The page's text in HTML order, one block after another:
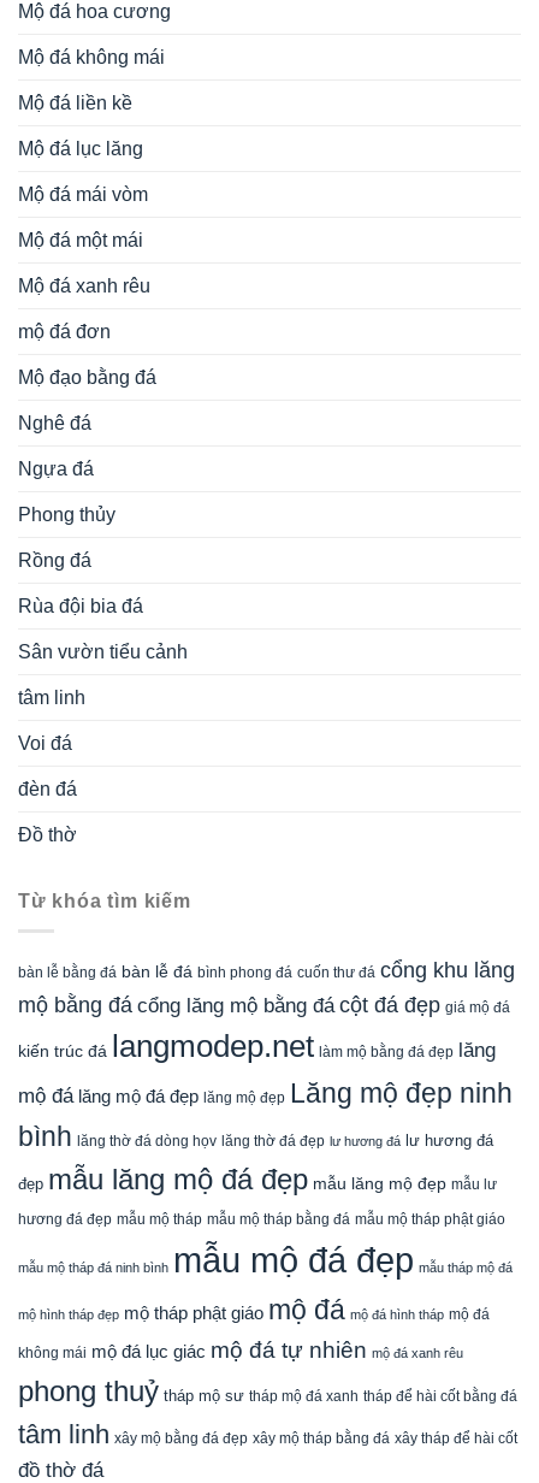
Mộ đá hoa cương
Mộ đá không mái
Mộ đá liền kề
Mộ đá lục lăng
Mộ đá mái vòm
Mộ đá một mái
Mộ đá xanh rêu
mộ đá đơn
Mộ đạo bằng đá
Nghê đá
Ngựa đá
Phong thủy
Rồng đá
Rùa đội bia đá
Sân vườn tiểu cảnh
tâm linh
Voi đá
đèn đá
Đồ thờ
Từ khóa tìm kiếm
bàn lễ bằng đá bàn lễ đá bình phong đá cuốn thư đá cổng khu lăng
mộ bằng đá cổng lăng mộ bằng đá cột đá đẹp giá mộ đá
kiến trúc đá langmodep.net làm mộ bằng đá đẹp lăng
mộ đá lăng mộ đá đẹp lăng mộ đẹp Lăng mộ đẹp ninh
bình lăng thờ đá dòng họv lăng thờ đá đẹp lư hương đá lư hương đá
đẹp mẫu lăng mộ đá đẹp mẫu lăng mộ đẹp mẫu lư
hương đá đẹp mẫu mộ tháp mẫu mộ tháp bằng đá mẫu mộ tháp phật giáo
mẫu mộ tháp đá ninh bình mẫu mộ đá đẹp mẫu tháp mộ đá
mộ hình tháp đẹp mộ tháp phật giáo mộ đá mộ đá hình tháp mộ đá
không mái mộ đá lục giác mộ đá tự nhiên mộ đá xanh rêu
phong thuỷ tháp mộ sư tháp mộ đá xanh tháp để hài cốt bằng đá
tâm linh xây mộ bằng đá đẹp xây mộ tháp bằng đá xây tháp để hài cốt
đồ thờ đá